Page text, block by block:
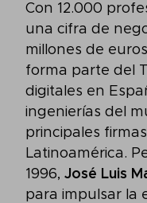
Con 12.000
una cifra de
millones de
forma parte del
digitales en
ingenierías del
principales
Latinoamérica.
1996, José Luis
para impulsar la